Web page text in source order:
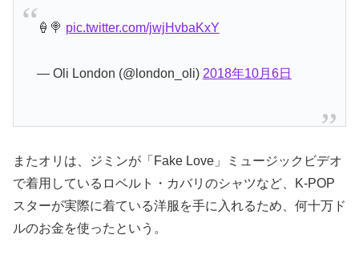
🍦🍭 pic.twitter.com/jwjHvbaKxY
— Oli London (@london_oli) 2018年10月6日
またオリは、ジミンが「Fake Love」ミュージックビデオ
で着用しているロベルト・カバリのシャツなど、K-POP
スターが実際に着ている洋服を手に入れるため、何十万ド
ルのお金を使ったという。